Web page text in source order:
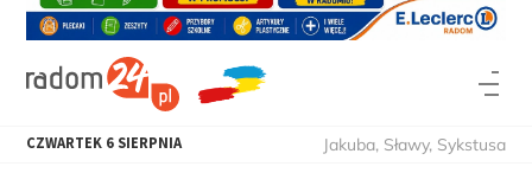
CZWARTEK 6 SIERPNIA Jakuba, Sławy, Sykstusa